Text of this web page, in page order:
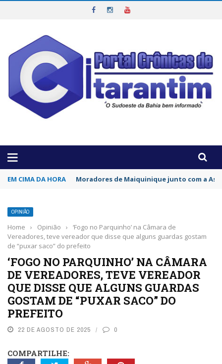
EM CIMA DA HORA Moradores de Maiquinique junto com a
OPINIÃO
Home › Opinião ›
‘Fogo no Parquinho’ na Câmara de
Vereadores, teve vereador que disse que alguns guardas gostam
de “puxar saco” do prefeito
‘FOGO NO PARQUINHO’ NA CÂMARA
DE VEREADORES, TEVE VEREADOR
QUE DISSE QUE ALGUNS GUARDAS
GOSTAM DE “PUXAR SACO” DO
PREFEITO
22 DE AGOSTO DE 2025 0
COMPARTILHE: